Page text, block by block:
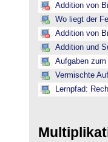
Addition von
Wo liegt der
Addition von
Addition und
Aufgaben
Vermischte
Lernpfad: